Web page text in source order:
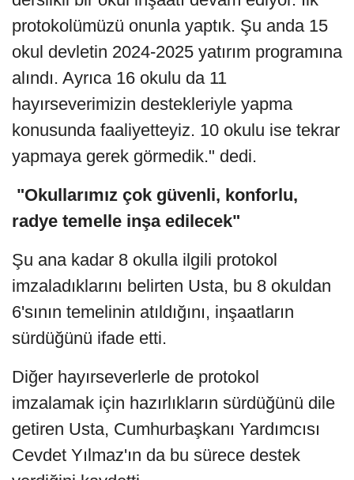
protokolümüzü onunla yaptık. Şu anda 15
okul devletin 2024-2025 yatırım programına
alındı. Ayrıca 16 okulu da 11
hayırseverimizin destekleriyle yapma
konusunda faaliyetteyiz. 10 okulu ise tekrar
yapmaya gerek görmedik." dedi.
"Okullarımız çok güvenli, konforlu,
radye temelle inşa edilecek"
Şu ana kadar 8 okulla ilgili protokol
imzaladıklarını belirten Usta, bu 8 okuldan
6'sının temelinin atıldığını, inşaatların
sürdüğünü ifade etti.
Diğer hayırseverlerle de protokol
imzalamak için hazırlıkların sürdüğünü dile
getiren Usta, Cumhurbaşkanı Yardımcısı
Cevdet Yılmaz'ın da bu sürece destek